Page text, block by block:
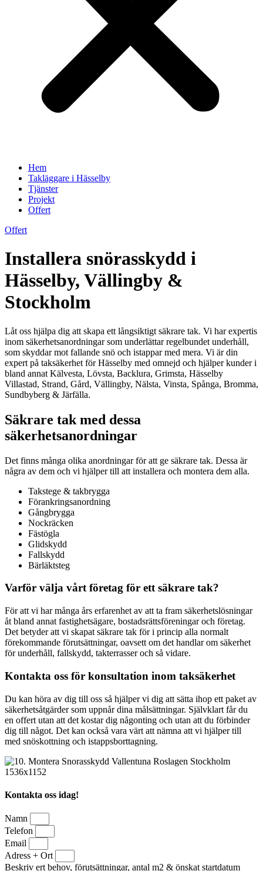
Hem
Takläggare i Hässelby
Tjänster
Projekt
Offert
Offert
Installera snörasskydd i
Hässelby, Vällingby &
Stockholm
Låt oss hjälpa dig att skapa ett långsiktigt säkrare tak. Vi har expertis
inom säkerhetsanordningar som underlättar regelbundet underhåll,
som skyddar mot fallande snö och istappar med mera. Vi är din
expert på taksäkerhet för Hässelby med omnejd och hjälper kunder i
bland annat Kälvesta, Lövsta, Backlura, Grimsta, Hässelby
Villastad, Strand, Gård, Vällingby, Nälsta, Vinsta, Spånga, Bromma,
Sundbyberg & Järfälla.
Säkrare tak med dessa
säkerhetsanordningar
Det finns många olika anordningar för att ge säkrare tak. Dessa är
några av dem och vi hjälper till att installera och montera dem alla.
Takstege & takbrygga
Förankringsanordning
Gångbrygga
Nockräcken
Fästögla
Glidskydd
Fallskydd
Bärläktsteg
Varför välja vårt företag för ett säkrare tak?
För att vi har många års erfarenhet av att ta fram säkerhetslösningar
åt bland annat fastighetsägare, bostadsrättsföreningar och företag.
Det betyder att vi skapat säkrare tak för i princip alla normalt
förekommande förutsättningar, oavsett om det handlar om säkerhet
för underhåll, fallskydd, takterrasser och så vidare.
Kontakta oss för konsultation inom taksäkerhet
Du kan höra av dig till oss så hjälper vi dig att sätta ihop ett paket av
säkerhetsåtgärder som uppnår dina målsättningar. Självklart får du
en offert utan att det kostar dig någonting och utan att du förbinder
dig till något. Det kan också vara värt att nämna att vi hjälper till
med snöskottning och istappsborttagning.
Kontakta oss idag!
Namn
Telefon
Email
Adress + Ort
Beskriv ert behov, förutsättningar, antal m2 & önskat startdatum